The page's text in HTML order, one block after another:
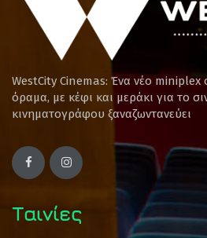
WestCity Cinemas: Ένα νέο miniplex
όραμα, με κέφι και μεράκι για το
κινηματογράφου ξαναζωντανεύει
Ταινίες